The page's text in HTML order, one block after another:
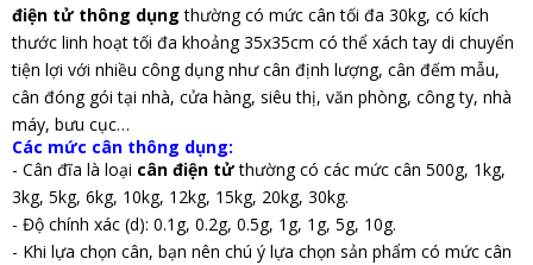
điện tử thông dụng thường có mức cân tối đa 30kg, có kích
thước linh hoạt tối đa khoảng 35x35cm có thể xách tay di chuyển
tiện lợi với nhiều công dụng như cân định lượng, cân đếm mẫu,
cân đóng gói tại nhà, cửa hàng, siêu thị, văn phòng, công ty, nhà
máy, bưu cục…
Các mức cân thông dụng:
- Cân đĩa là loại cân điện tửthường có các mức cân 500g, 1kg,
3kg, 5kg, 6kg, 10kg, 12kg, 15kg, 20kg, 30kg.
- Độ chính xác (d): 0.1g, 0.2g, 0.5g, 1g, 1g, 5g, 10g.
- Khi lựa chọn cân, bạn nên chú ý lựa chọn sản phẩm có mức cân